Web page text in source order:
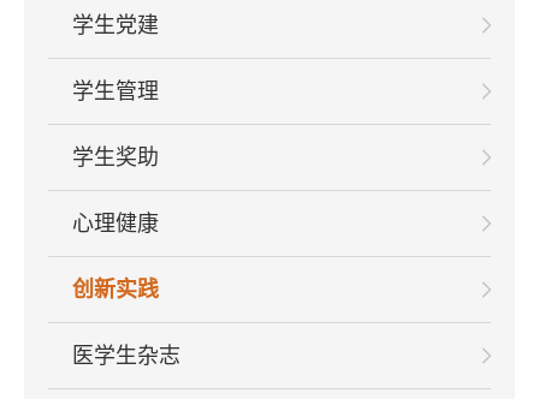
学生党建
学生管理
学生奖助
心理健康
创新实践
医学生杂志